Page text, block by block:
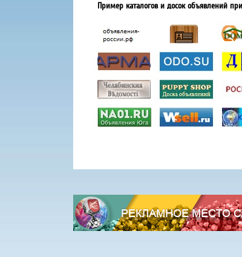
Пример каталогов и досок объявлений